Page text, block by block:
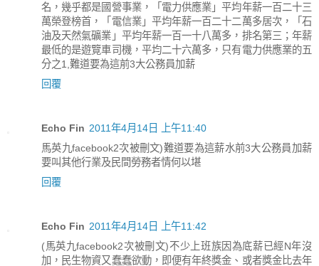
名，幾乎都是國營事業，「電力供應業」平均年薪一百二十三
萬榮登榜首，「電信業」平均年薪一百二十二萬多居次，「石
油及天然氣礦業」平均年薪一百一十八萬多，排名第三；年薪
最低的是遊覽車司機，平均二十六萬多，只有電力供應業的五
分之1,難道要為這前3大公務員加薪
回覆
Echo Fin 2011年4月14日 上午11:40
馬英九facebook2次被刪文)難道要為這薪水前3大公務員加薪
要叫其他行業及民間勞務者情何以堪
回覆
Echo Fin 2011年4月14日 上午11:42
(馬英九facebook2次被刪文)不少上班族因為底薪已經N年沒
加，民生物資又蠢蠢欲動，即便有年終獎金、或者獎金比去年